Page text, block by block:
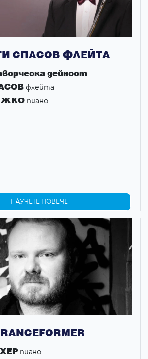
СПАСОВ ФЛЕЙТА
дейност
флейта
пиано
НАУЧЕТЕ ПОВЕЧЕ
пиано